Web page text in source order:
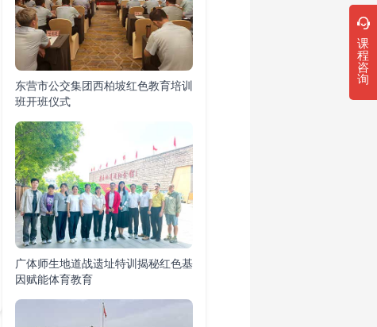
东营市公交集团西柏坡红色教育培训
班开班仪式
广体师生地道战遗址特训揭秘红色基
因赋能体育教育
课
程
咨
询